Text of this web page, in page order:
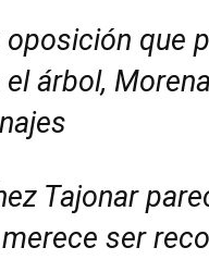
oposición que
árbol,
Tajonar
ser